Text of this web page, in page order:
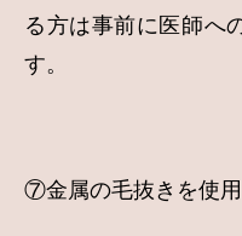
る方は事前に医師へ
す。
⑦金属の毛抜きを使用